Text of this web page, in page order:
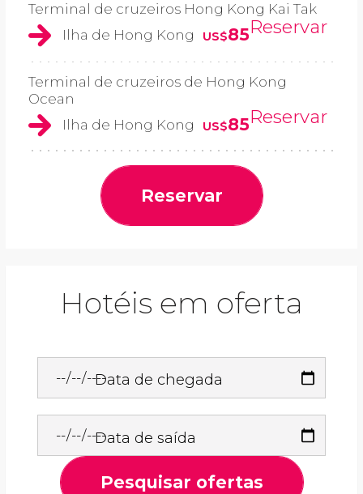
Terminal de cruzeiros Hong Kong Kai Tak
Ilha de Hong Kong
US$85Reservar
Terminal de cruzeiros de Hong Kong
Ocean
Ilha de Hong Kong
US$85Reservar
Reservar
Hotéis em oferta
Data de chegada
Data de saída
Pesquisar ofertas